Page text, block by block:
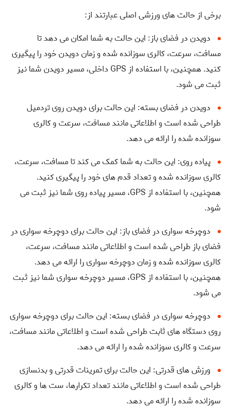
برخی از حالت‌ های ورزشی اصلی عبارتند از:
دویدن در فضای باز: این حالت به شما امکان می‌ دهد تا
مسافت، سرعت، کالری سوزانده شده و زمان دویدن خود را پیگیری
کنید. همچنین، با استفاده از GPS داخلی، مسیر دویدن شما نیز
ثبت می ‌شود.
دویدن در فضای بسته: این حالت برای دویدن روی تردمیل
طراحی شده است و اطلاعاتی مانند مسافت، سرعت و کالری
سوزانده شده را ارائه می ‌دهد.
پیاده ‌روی: این حالت به شما کمک می ‌کند تا مسافت، سرعت،
کالری سوزانده شده و تعداد قدم ‌های خود را پیگیری کنید.
همچنین، با استفاده از GPS، مسیر پیاده ‌روی شما نیز ثبت می‌
شود.
دوچرخه ‌سواری در فضای باز: این حالت برای دوچرخه ‌سواری در
فضای باز طراحی شده است و اطلاعاتی مانند مسافت، سرعت،
کالری سوزانده شده و زمان دوچرخه ‌سواری را ارائه می ‌دهد.
همچنین، با استفاده از GPS، مسیر دوچرخه ‌سواری شما نیز ثبت
می ‌شود.
دوچرخه ‌سواری در فضای بسته: این حالت برای دوچرخه‌ سواری
روی دستگاه‌ های ثابت طراحی شده است و اطلاعاتی مانند مسافت،
سرعت و کالری سوزانده شده را ارائه می ‌دهد.
ورزش ‌های قدرتی: این حالت برای تمرینات قدرتی و بدنسازی
طراحی شده است و اطلاعاتی مانند تعداد تکرارها، ست ‌ها و کالری
سوزانده شده را ارائه می ‌دهد.